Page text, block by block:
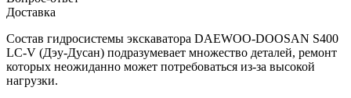
Доставка
Состав гидросистемы экскаватора DAEWOO-DOOSAN S400
LC-V (Дэу-Дусан) подразумевает множество деталей, ремонт
которых неожиданно может потребоваться из-за высокой
нагрузки.